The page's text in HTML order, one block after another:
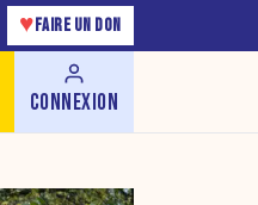
♥ FAIRE UN DON
CONNEXION